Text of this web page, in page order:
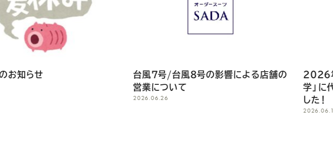
台風7号/台風8号の影響による店舗の
2026年6月9日に「軽井沢ラジオ大
学」に代表の佐田が出演し放送されま